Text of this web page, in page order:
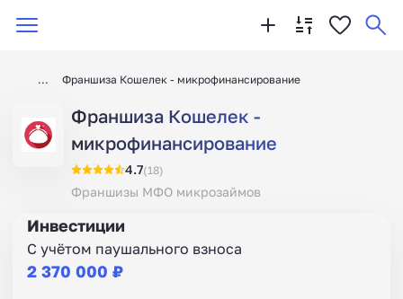
Франшиза Кошелек - микрофинансирование
Франшиза Кошелек -
микрофинансирование
4.7(18)
Франшизы МФО микрозаймов
Инвестиции
С учётом паушального взноса
2 370 000 ₽